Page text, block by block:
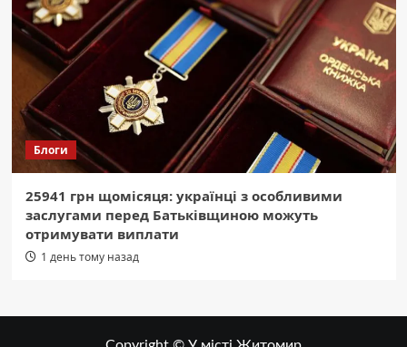
Блоги
25941 грн щомісяця: українці з особливими
заслугами перед Батьківщиною можуть
отримувати виплати
1 день тому назад